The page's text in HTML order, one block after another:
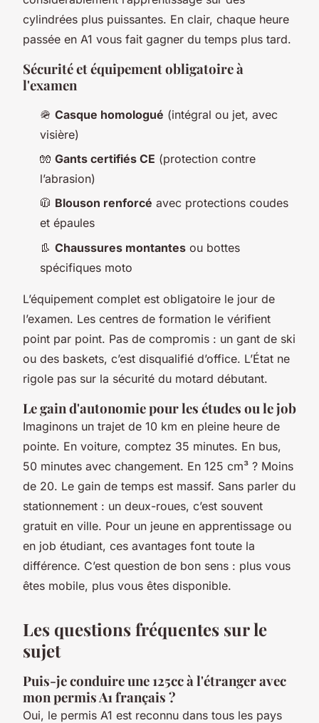
cylindrées plus puissantes. En clair, chaque heure
passée en A1 vous fait gagner du temps plus tard.
Sécurité et équipement obligatoire à
l'examen
🪖 Casque homologué (intégral ou jet, avec
visière)
🧤 Gants certifiés CE (protection contre
l’abrasion)
🧥 Blouson renforcé avec protections coudes
et épaules
👢 Chaussures montantes ou bottes
spécifiques moto
L’équipement complet est obligatoire le jour de
l’examen. Les centres de formation le vérifient
point par point. Pas de compromis : un gant de ski
ou des baskets, c’est disqualifié d’office. L’État ne
rigole pas sur la sécurité du motard débutant.
Le gain d'autonomie pour les études ou le job
Imaginons un trajet de 10 km en pleine heure de
pointe. En voiture, comptez 35 minutes. En bus,
50 minutes avec changement. En 125 cm³ ? Moins
de 20. Le gain de temps est massif. Sans parler du
stationnement : un deux-roues, c’est souvent
gratuit en ville. Pour un jeune en apprentissage ou
en job étudiant, ces avantages font toute la
différence. C’est question de bon sens : plus vous
êtes mobile, plus vous êtes disponible.
Les questions fréquentes sur le
sujet
Puis-je conduire une 125cc à l'étranger avec
mon permis A1 français ?
Oui, le permis A1 est reconnu dans tous les pays